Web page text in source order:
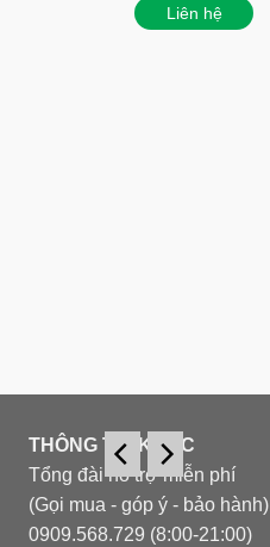
Liên hệ
THÔNG TIN KHÁC
Tổng đài hỗ trợ miễn phí
(Gọi mua - góp ý - bảo hành)
0909.568.729 (8:00-21:00)